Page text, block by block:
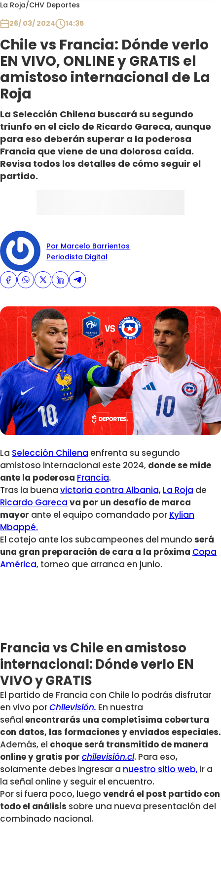
La Roja/CHV Deportes
26/ 03/ 2024
14:35
Chile vs Francia: Dónde verlo
EN VIVO, ONLINE y GRATIS el
amistoso internacional de La
Roja
La Selección Chilena buscará su segundo
triunfo en el ciclo de Ricardo Gareca, aunque
para eso deberán superar a la poderosa
Francia que viene de una dolorosa caída.
Revisa todos los detalles de cómo seguir el
partido.
Por Marcelo Barrientos
Periodista Digital
La Selección Chilena enfrenta su segundo
amistoso internacional este 2024, donde se mide
ante la poderosa Francia.
Tras la buena victoria contra Albania, La Roja de
Ricardo Gareca va por un desafío de marca
mayor ante el equipo comandado por Kylian
Mbappé.
El cotejo ante los subcampeones del mundo será
una gran preparación de cara a la próxima Copa
América, torneo que arranca en junio.
Francia vs Chile en amistoso
internacional: Dónde verlo EN
VIVO y GRATIS
El partido de Francia con Chile lo podrás disfrutar
en vivo porChilevisión. En nuestra
señal encontrarás una completísima cobertura
con datos, las formaciones y enviados especiales.
Además, el choque será transmitido de manera
online y gratis por chilevisión.cl. Para eso,
solamente debes ingresar a nuestro sitio web, ir a
la señal online y seguir el encuentro.
Por si fuera poco, luego vendrá el post partido con
todo el análisis sobre una nueva presentación del
combinado nacional.
Programas
Club De La Comedia
Contigo en Directo
Plan Perfecto
El Tiempo
Sabingo
Todos Los Programas